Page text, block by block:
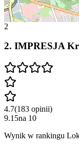
2
2. IMPRESJA
4.7(183 opinii)
9.15na 10
Wynik w rankingu